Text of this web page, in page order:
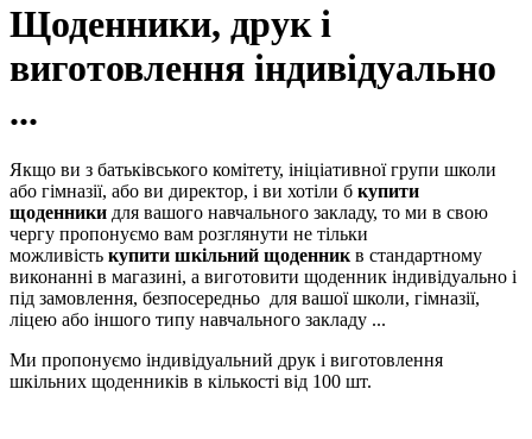
Щоденники, друк і
виготовлення індивідуально
...
Якщо ви з батьківського комітету, ініціативної групи школи
або гімназії, або ви директор, і ви хотіли б купити
щоденники для вашого навчального закладу, то ми в свою
чергу пропонуємо вам розглянути не тільки
можливість купити шкільний щоденник в стандартному
виконанні в магазині, а виготовити щоденник індивідуально і
під замовлення, безпосередньо для вашої школи, гімназії,
ліцею або іншого типу навчального закладу ...
Ми пропонуємо індивідуальний друк і виготовлення
шкільних щоденників в кількості від 100 шт.